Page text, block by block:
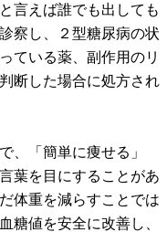
言えば誰でも出しても
察し、２型糖尿病の状
ている薬、副作用のリ
断した場合に処方され
、「簡単に痩せる」
葉を目にすることがあ
体重を減らすことでは
糖値を安全に改善し、